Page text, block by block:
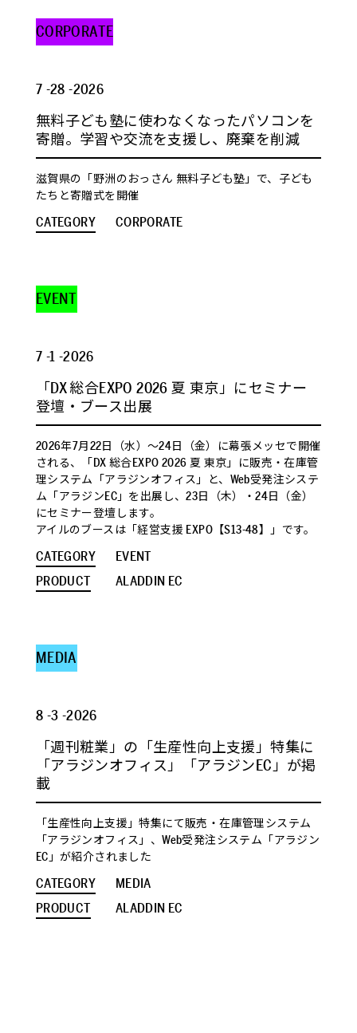
CORPORATE
7 -28 -2026
無料子ども塾に使わなくなったパソコンを
寄贈。学習や交流を支援し、廃棄を削減
滋賀県の「野洲のおっさん 無料子ども塾」で、子ども
たちと寄贈式を開催
CATEGORY CORPORATE
EVENT
7 -1 -2026
「DX 総合EXPO 2026 夏 東京」にセミナー
登壇・ブース出展
2026年7月22日（水）～24日（金）に幕張メッセで開催
される、「DX 総合EXPO 2026 夏 東京」に販売・在庫管
理システム「アラジンオフィス」と、Web受発注システ
ム「アラジンEC」を出展し、23日（木）・24日（金）
にセミナー登壇します。
アイルのブースは「経営支援 EXPO【S13-48】」です。
CATEGORY
EVENT
PRODUCT
ALADDIN EC
MEDIA
8 -3 -2026
「週刊粧業」の「生産性向上支援」特集に
「アラジンオフィス」「アラジンEC」が掲
載
「生産性向上支援」特集にて販売・在庫管理システム
「アラジンオフィス」、Web受発注システム「アラジン
EC」が紹介されました
CATEGORY
MEDIA
PRODUCT
ALADDIN EC